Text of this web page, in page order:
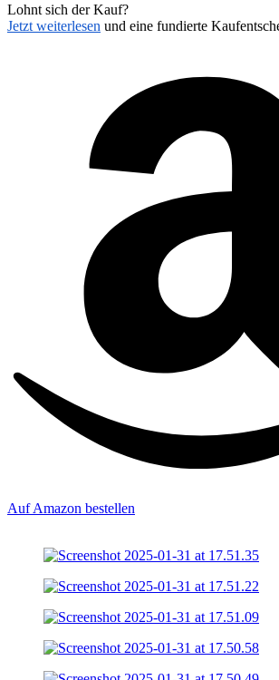
Lohnt sich der Kauf?
Jetzt weiterlesen und eine fundierte
Auf Amazon bestellen